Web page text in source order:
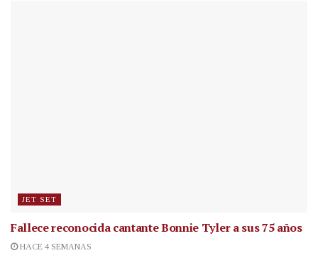
JET SET
Fallece reconocida cantanteBonnie Tyler a sus 75 años
HACE 4 SEMANAS